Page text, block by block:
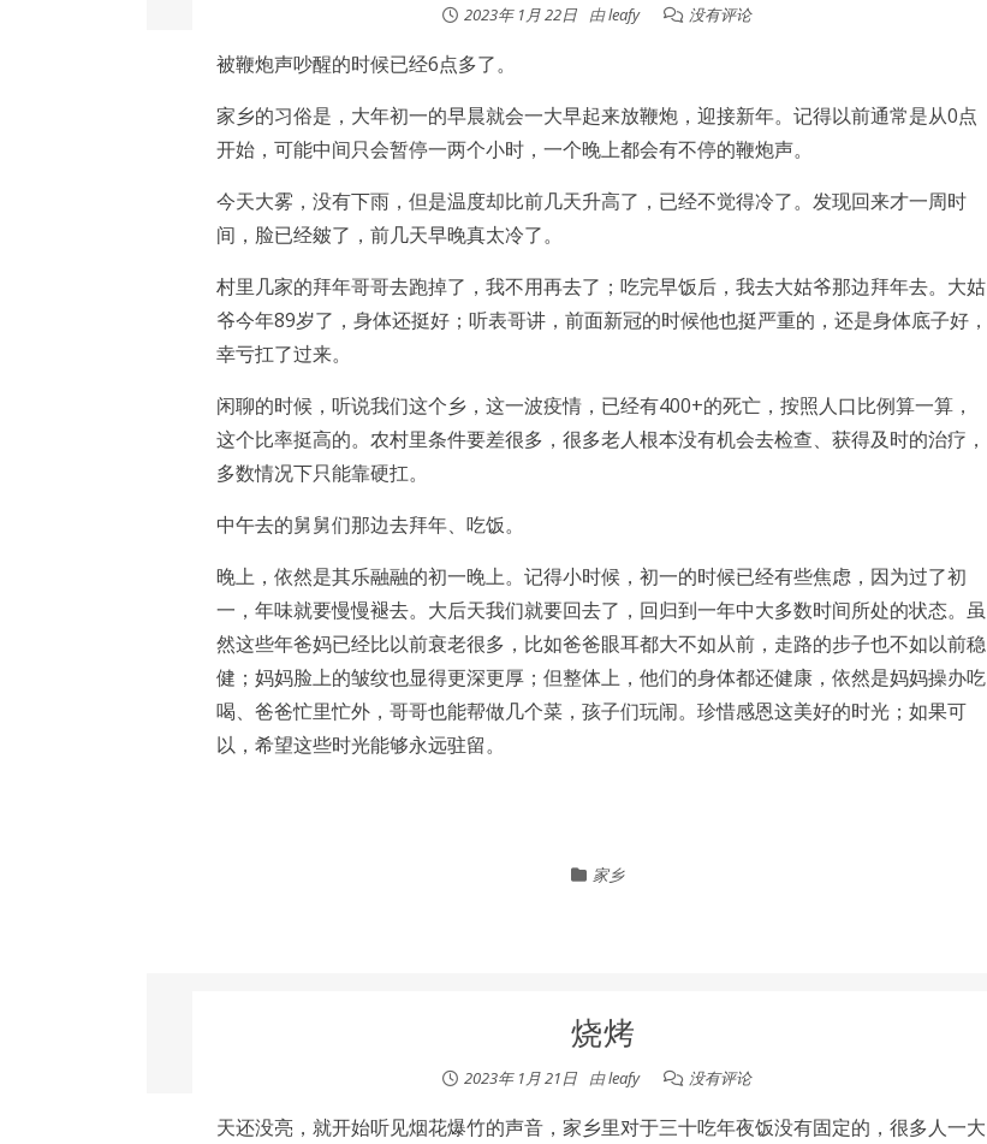
2023年 1月 22日 由leafy 没有评论
被鞭炮声吵醒的时候已经6点多了。
家乡的习俗是，大年初一的早晨就会一大早起来放鞭炮，迎接新年。记得以前通常是从0点
开始，可能中间只会暂停一两个小时，一个晚上都会有不停的鞭炮声。
今天大雾，没有下雨，但是温度却比前几天升高了，已经不觉得冷了。发现回来才一周时
间，脸已经皴了，前几天早晚真太冷了。
村里几家的拜年哥哥去跑掉了，我不用再去了；吃完早饭后，我去大姑爷那边拜年去。大姑
爷今年89岁了，身体还挺好；听表哥讲，前面新冠的时候他也挺严重的，还是身体底子好，
幸亏扛了过来。
闲聊的时候，听说我们这个乡，这一波疫情，已经有400+的死亡，按照人口比例算一算，
这个比率挺高的。农村里条件要差很多，很多老人根本没有机会去检查、获得及时的治疗，
多数情况下只能靠硬扛。
中午去的舅舅们那边去拜年、吃饭。
晚上，依然是其乐融融的初一晚上。记得小时候，初一的时候已经有些焦虑，因为过了初
一，年味就要慢慢褪去。大后天我们就要回去了，回归到一年中大多数时间所处的状态。虽
然这些年爸妈已经比以前衰老很多，比如爸爸眼耳都大不如从前，走路的步子也不如以前稳
健；妈妈脸上的皱纹也显得更深更厚；但整体上，他们的身体都还健康，依然是妈妈操办吃
喝、爸爸忙里忙外，哥哥也能帮做几个菜，孩子们玩闹。珍惜感恩这美好的时光；如果可
以，希望这些时光能够永远驻留。
家乡
烧烤
2023年 1月 21日 由leafy 没有评论
天还没亮，就开始听见烟花爆竹的声音，家乡里对于三十吃年夜饭没有固定的，很多人一大